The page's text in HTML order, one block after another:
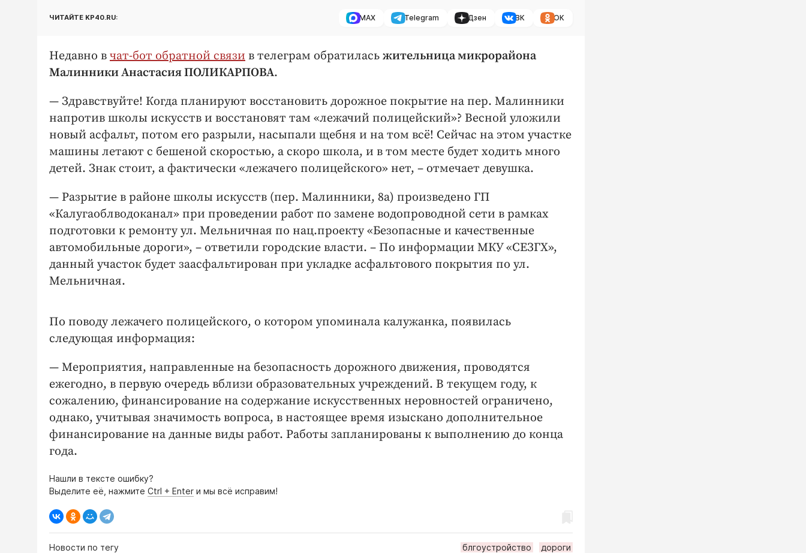
ЧИТАЙТЕ KP40.RU: MAX Telegram Дзен ВК ОК
Недавно в чат-бот обратной связи в телеграм обратилась жительница микрорайона
Малинники Анастасия ПОЛИКАРПОВА.
— Здравствуйте! Когда планируют восстановить дорожное покрытие на пер. Малинники
напротив школы искусств и восстановят там «лежачий полицейский»? Весной уложили
новый асфальт, потом его разрыли, насыпали щебня и на том всё! Сейчас на этом участке
машины летают с бешеной скоростью, а скоро школа, и в том месте будет ходить много
детей. Знак стоит, а фактически «лежачего полицейского» нет, – отмечает девушка.
— Разрытие в районе школы искусств (пер. Малинники, 8а) произведено ГП
«Калугаоблводоканал» при проведении работ по замене водопроводной сети в рамках
подготовки к ремонту ул. Мельничная по нац.проекту «Безопасные и качественные
автомобильные дороги», – ответили городские власти. – По информации МКУ «СЕЗГХ»,
данный участок будет заасфальтирован при укладке асфальтового покрытия по ул.
Мельничная.
По поводу лежачего полицейского, о котором упоминала калужанка, появилась
следующая информация:
— Мероприятия, направленные на безопасность дорожного движения, проводятся
ежегодно, в первую очередь вблизи образовательных учреждений. В текущем году, к
сожалению, финансирование на содержание искусственных неровностей ограничено,
однако, учитывая значимость вопроса, в настоящее время изыскано дополнительное
финансирование на данные виды работ. Работы запланированы к выполнению до конца
года.
Нашли в тексте ошибку?
Выделите её, нажмите Ctrl + Enter и мы всё исправим!
Новости по тегу блгоустройство дороги